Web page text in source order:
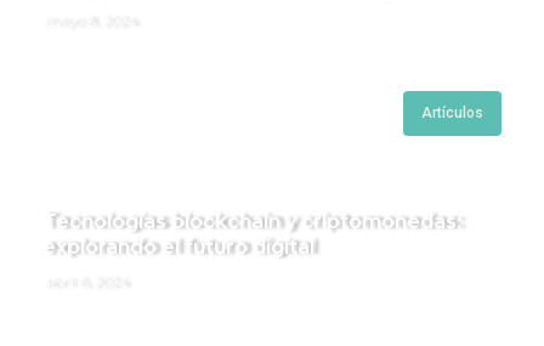
Artículos
Tecnologías blockchain y criptomonedas:
explorando el futuro digital